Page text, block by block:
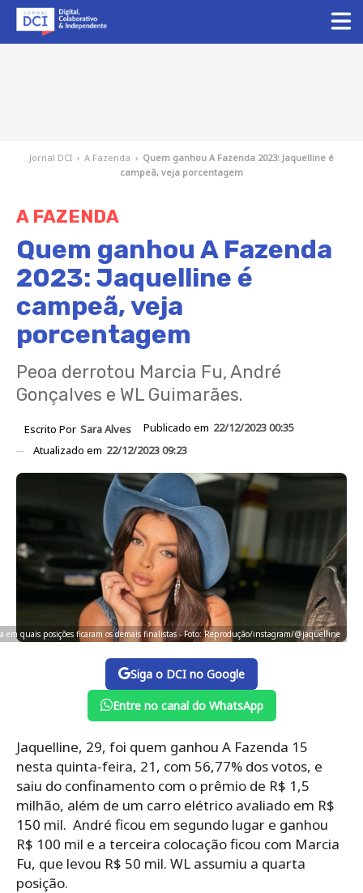
Jornal DCI › A Fazenda › Quem ganhou A Fazenda 2023: Jaquelline é
campeã, veja porcentagem
A FAZENDA
Quem ganhou A Fazenda
2023: Jaquelline é
campeã, veja
porcentagem
Peoa derrotou Marcia Fu, André
Gonçalves e WL Guimarães.
Escrito Por Sara Alves Publicado em 22/12/2023 00:35
Atualizado em 22/12/2023 09:23
quais posições ficaram os demais finalistas - Foto: Reprodução/instagram/@jaquelline
Siga o DCI no Google
Entre no canal do WhatsApp
Jaquelline, 29, foi quem ganhou A Fazenda 15
nesta quinta-feira, 21, com 56,77% dos votos, e
saiu do confinamento com o prêmio de R$ 1,5
milhão, além de um carro elétrico avaliado em R$
150 mil. André ficou em segundo lugar e ganhou
R$ 100 mil e a terceira colocação ficou com Marcia
Fu, que levou R$ 50 mil. WL assumiu a quarta
posição.